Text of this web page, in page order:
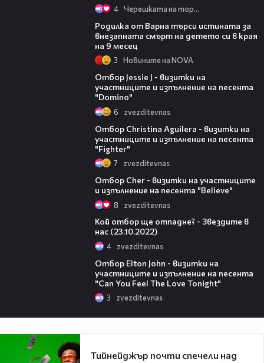
4 Черешката на тортата
Родилка от Варна търси истината за
внезапната смърт на детето си в края
на 9 месец
3 Новините на NOVA
Отбор Jessie J - визитки на
участниците и изпълнение на песента
"Domino"
6 zvezditevnas
Отбор Christina Aguilera - визитки на
участниците и изпълнение на песента
"Fighter"
7 zvezditevnas
Отбор Cher - визитки на участниците
и изпълнение на песента "Believe"
8 zvezditevnas
Кой отбор ще отпадне? - Звездите в
нас (23.10.2022)
4 zvezditevnas
Отбор Elton John - визитки на
участниците и изпълнение на песента
"Can You Feel The Love Tonight"
3 zvezditevnas
Тийнейджър почти спечели над